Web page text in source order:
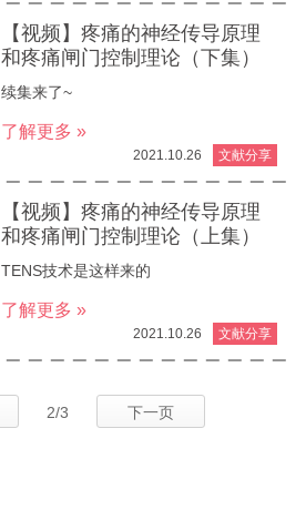
【视频】疼痛的神经传导原理
和疼痛闸门控制理论（下集）
续集来了~
了解更多 »
文献分享
2021.10.26
【视频】疼痛的神经传导原理
和疼痛闸门控制理论（上集）
TENS技术是这样来的
了解更多 »
文献分享
2021.10.26
2/3 下一页